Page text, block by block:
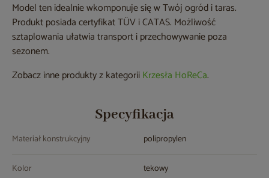
Model ten idealnie wkomponuje się w Twój ogród i taras.
Produkt posiada certyfikat TÜV i CATAS. Możliwość
sztaplowania ułatwia transport i przechowywanie poza
sezonem.
Zobacz inne produkty z kategoriiKrzesła HoReCa.
Specyfikacja
Materiał konstrukcyjny polipropylen
Kolor tekowy